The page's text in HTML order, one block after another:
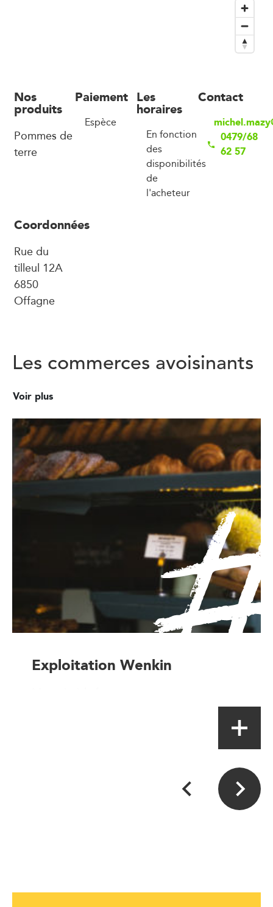
Nos
produits
Pommes de
terre
Paiement
Espèce
Les
horaires
En fonction
des
disponibilités
de
l'acheteur
Contact
0479/68
62 57
Coordonnées
Rue du
tilleul 12A
6850
Offagne
Les commerces avoisinants
Voir plus
Exploitation Wenkin